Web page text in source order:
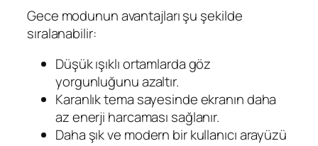
Gece modunun avantajları şu şekilde
sıralanabilir:
Düşük ışıklı ortamlarda göz
yorgunluğunu azaltır.
Karanlık tema sayesinde ekranın daha
az enerji harcaması sağlanır.
Daha şık ve modern bir kullanıcı arayüzü